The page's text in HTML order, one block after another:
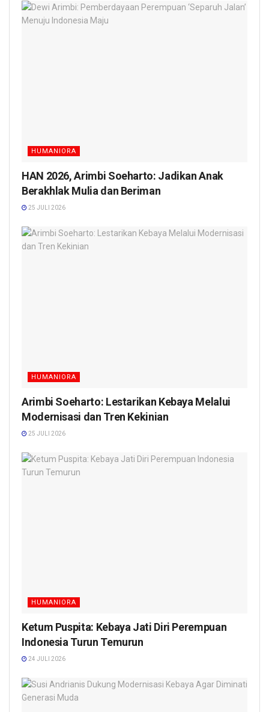
HUMANIORA
HAN 2026, Arimbi Soeharto: Jadikan Anak
Berakhlak Mulia dan Beriman
25 JULI 2026
HUMANIORA
Arimbi Soeharto: Lestarikan Kebaya Melalui
Modernisasi dan Tren Kekinian
25 JULI 2026
HUMANIORA
Ketum Puspita: Kebaya Jati Diri Perempuan
Indonesia Turun Temurun
24 JULI 2026